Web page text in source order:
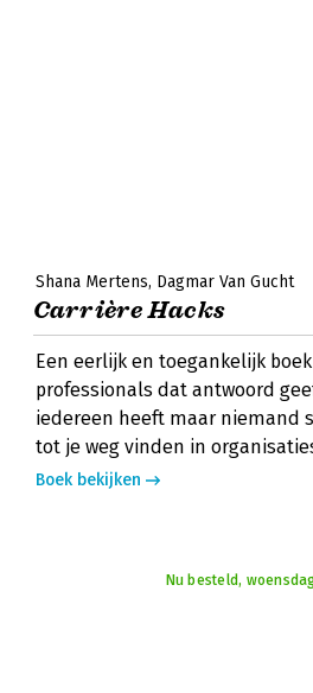
Shana Mertens Dagmar Van Gucht
Carrière Hacks
Een eerlijk en toegankelijk
professionals dat antwoord
iedereen heeft maar niemand
tot je weg vinden in
Boek bekijken
Nu besteld,